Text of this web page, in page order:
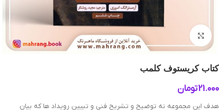
بزرگنمایی تصویر
کتاب کریستوف کلمب
21.000تومان
هدف این مجموعه نه توضیح و تشریح فنی و تبیین رویداد ها که بیان